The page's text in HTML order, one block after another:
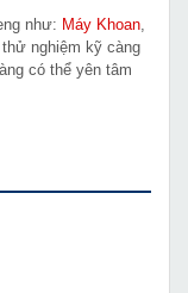
như: Máy Khoan
thử nghiệm kỹ càng
có thể yên tâm